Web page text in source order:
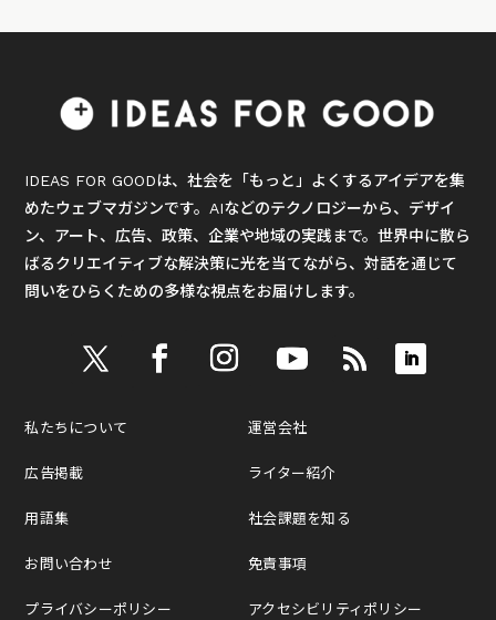
IDEAS FOR GOODは、社会を「もっと」よくするアイデアを集
めたウェブマガジンです。AIなどのテクノロジーから、デザイ
ン、アート、広告、政策、企業や地域の実践まで。世界中に散ら
ばるクリエイティブな解決策に光を当てながら、対話を通じて
問いをひらくための多様な視点をお届けします。
私たちについて
広告掲載
用語集
お問い合わせ
プライバシーポリシー
運営会社
ライター紹介
社会課題を知る
免責事項
アクセシビリティポリシー